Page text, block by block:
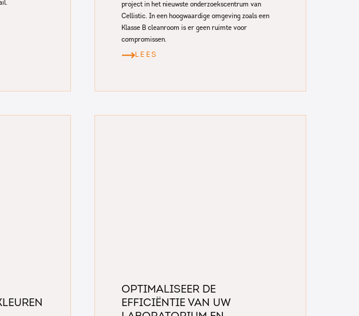
project in het nieuwste onderzoekscentrum van
Cellistic. In een hoogwaardige omgeving zoals een
Klasse B cleanroom is er geen ruimte voor
compromissen.
LEES
Optimaliseer de
efficiëntie van uw